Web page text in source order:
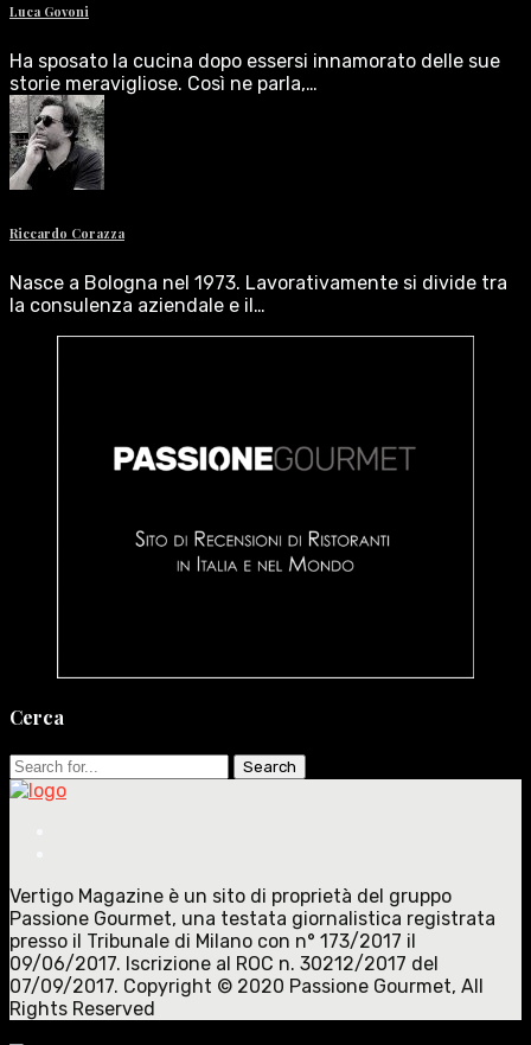
Luca Govoni
Ha sposato la cucina dopo essersi innamorato delle sue
storie meravigliose. Così ne parla,…
Riccardo Corazza
Nasce a Bologna nel 1973. Lavorativamente si divide tra
la consulenza aziendale e il…
Cerca
Search
for:
Vertigo Magazine è un sito di proprietà del gruppo
Passione Gourmet, una testata giornalistica registrata
presso il Tribunale di Milano con n° 173/2017 il
09/06/2017. Iscrizione al ROC n. 30212/2017 del
07/09/2017. Copyright © 2020 Passione Gourmet, All
Rights Reserved